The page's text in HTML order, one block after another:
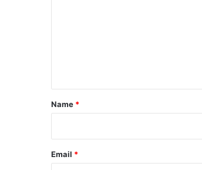
*
Name *
Email *